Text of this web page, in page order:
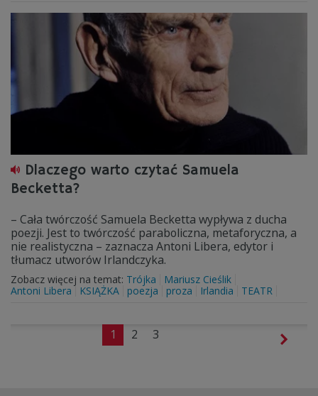
Dlaczego warto czytać Samuela
Becketta?
– Cała twórczość Samuela Becketta wypływa z ducha
poezji. Jest to twórczość paraboliczna, metaforyczna, a
nie realistyczna – zaznacza Antoni Libera, edytor i
tłumacz utworów Irlandczyka.
Zobacz więcej na temat: Trójka
Mariusz Cieślik
Antoni Libera
KSIĄŻKA poezja proza Irlandia TEATR
1 2 3